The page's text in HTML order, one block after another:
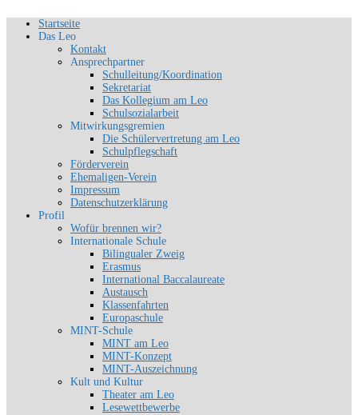
Zum
Inhalt
SLG-Aachen
Schön, dich zu sehen
Startseite
Das Leo
Kontakt
Ansprechpartner
Schulleitung/Koordination
Sekretariat
Das Kollegium am Leo
Schulsozialarbeit
Mitwirkungsgremien
Die Schülervertretung am Leo
Schulpflegschaft
Förderverein
Ehemaligen-Verein
Impressum
Datenschutzerklärung
Profil
Wofür brennen wir?
Internationale Schule
Bilingualer Zweig
Erasmus
International Baccalaureate
Austausch
Klassenfahrten
Europaschule
MINT-Schule
MINT am Leo
MINT-Konzept
MINT-Auszeichnung
Kult und Kultur
Theater am Leo
Lesewettbewerbe